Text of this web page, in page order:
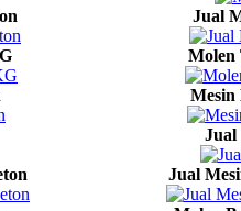
Jual
Molen
Mesin
Jual
Jual